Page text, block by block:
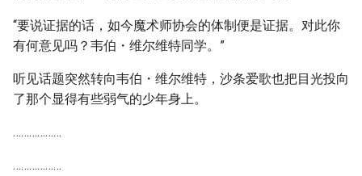
“要说证据的话，如今魔术师协会的体制便是证据。对此你
有何意见吗？韦伯・维尔维特同学。”
听见话题突然转向韦伯・维尔维特，沙条爱歌也把目光投向
了那个显得有些弱气的少年身上。
………………
………………